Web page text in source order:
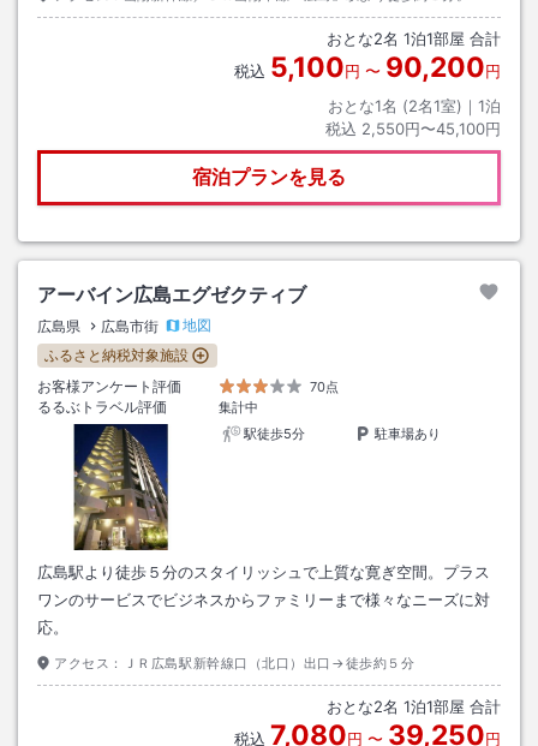
おとな2名 1泊1部屋 合計
税込 5,100円 〜 90,200円
おとな1名 (2名1室)｜ 1泊
税込 2,550円〜45,100円
宿泊プランを見る
アーバイン広島エグゼクティブ
広島県 広島市街
地図
ふるさと納税対象施設
お客様アンケート評価
70点
るるぶトラベル評価
集計中
駅徒歩5分
駐車場あり
広島駅より徒歩５分のスタイリッシュで上質な寛ぎ空間。プラス
ワンのサービスでビジネスからファミリーまで様々なニーズに対
応。
アクセス： ＪＲ広島駅新幹線口（北口）出口→徒歩約５分
おとな2名 1泊1部屋 合計
税込 7,080円 〜 39,250円